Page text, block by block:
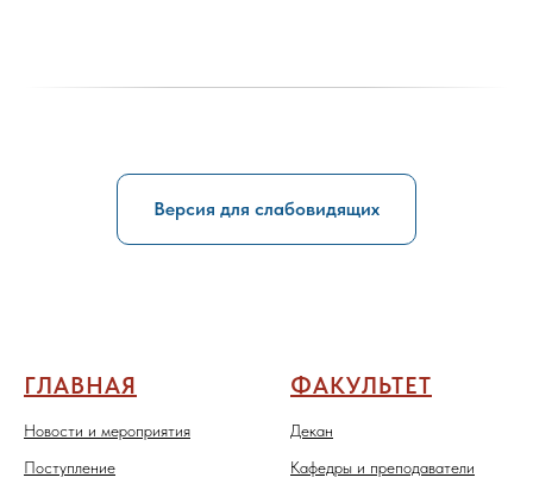
Версия для слабовидящих
ГЛАВНАЯ
Новости и мероприятия
Поступление
ФАКУЛЬТЕТ
Декан
Кафедры и преподаватели